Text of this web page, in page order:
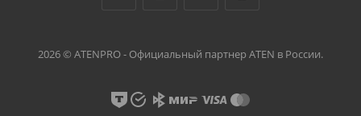
2026 © ATENPRO - Официальный партнер ATEN в России.